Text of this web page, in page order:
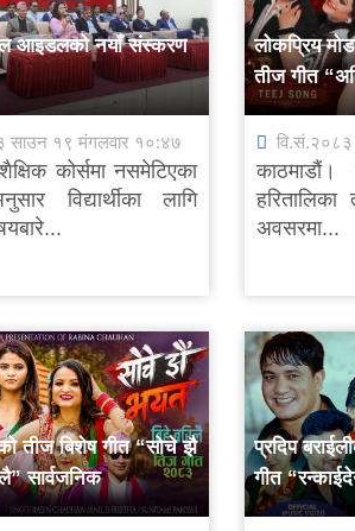
आइडलको नयाँ संस्करण
साउन १९ मंगलवार १०:४७
कोर्समा नसमेटिएका
विद्यार्थीका लागि
लोकप्रिय
तीज गीत
वि.सं.२०८३
काठमाडौं।
अवसरमा...
तीज बिशेष गीत “सोचे झै
सार्वजनिक
प्रदिप
गीत
रिनिनी”